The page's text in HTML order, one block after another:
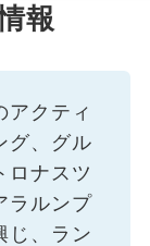
報
アクティ
グ、グル
ロナスツ
ラルンプ
じ、ラン